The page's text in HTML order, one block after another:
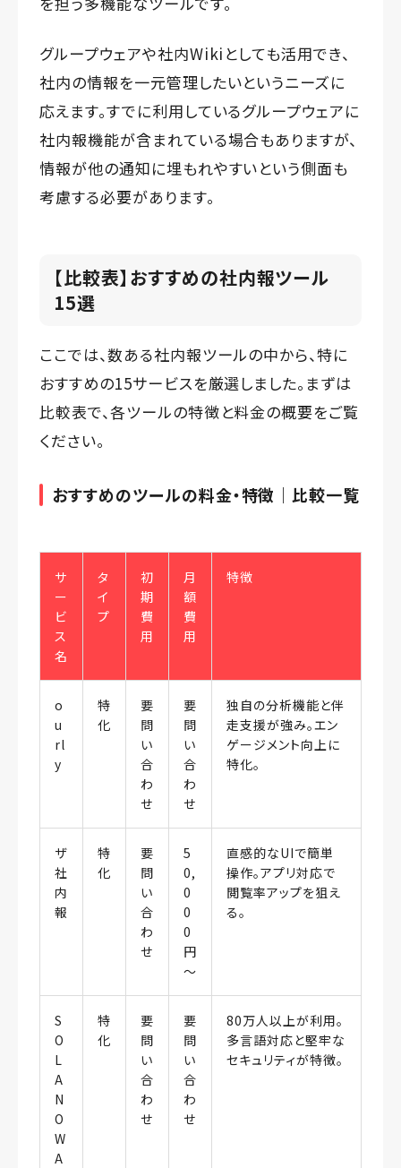
グループウェアや社内Wikiとしても活用でき、
社内の情報を一元管理したいというニーズに
応えます。すでに利用しているグループウェアに
社内報機能が含まれている場合もありますが、
情報が他の通知に埋もれやすいという側面も
考慮する必要があります。
【比較表】おすすめの社内報ツール
15選
ここでは、数ある社内報ツールの中から、特に
おすすめの15サービスを厳選しました。まずは
比較表で、各ツールの特徴と料金の概要をご覧
ください。
おすすめのツールの料金・特徴｜比較一覧
サ
ー
ビ
ス
名
タ
イ
プ
初
期
費
用
月
額
費
用
特徴
o
u
rl
y
特
化
要
問
い
合
わ
せ
要
問
い
合
わ
せ
独自の分析機能と伴
走支援が強み。エン
ゲージメント向上に
特化。
ザ
社
内
報
特
化
要
問
い
合
わ
せ
5
0,
0
0
0
円
〜
直感的なUIで簡単
操作。アプリ対応で
閲覧率アップを狙え
る。
S
O
L
A
N
O
W
A
特
化
要
問
い
合
わ
せ
要
問
い
合
わ
せ
80万人以上が利用。
多言語対応と堅牢な
セキュリティが特徴。